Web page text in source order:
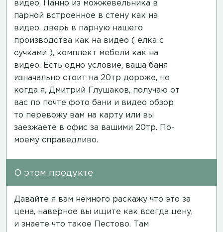
видео, Панно из можжевельника в
парной встроенное в стену как на
видео, дверь в парную нашего
производства как на видео ( елка с
сучками ), комплект мебели как на
видео. Есть одно условие, ваша баня
изначально стоит на 20тр дороже, но
когда я, Дмитрий Глушаков, получаю от
вас по почте фото бани и видео обзор
то перевожу вам на карту или вы
заезжаете в офис за вашими 20тр. По-
моему справедливо.
О этом продукте
Давайте я вам немного раскажу что это за
цена, наверное вы ищите как всегда цену,
и знаете что такое Пестово. Там